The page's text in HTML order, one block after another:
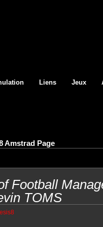
Liens Jeux
Amstrad Page
Football
TOMS